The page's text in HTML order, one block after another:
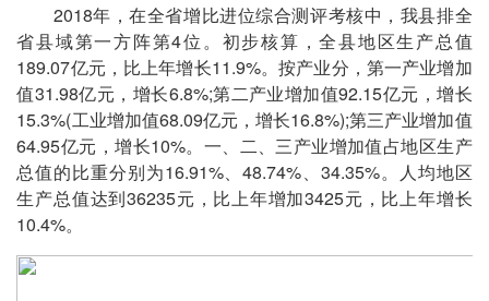
2018年，在全省增比进位综合测评考核中，我县排全
省县域第一方阵第4位。初步核算，全县地区生产总值
189.07亿元，比上年增长11.9%。按产业分，第一产业增加
值31.98亿元，增长6.8%;第二产业增加值92.15亿元，增长
15.3%(工业增加值68.09亿元，增长16.8%);第三产业增加值
64.95亿元，增长10%。一、二、三产业增加值占地区生产
总值的比重分别为16.91%、48.74%、34.35%。人均地区
生产总值达到36235元，比上年增加3425元，比上年增长
10.4%。